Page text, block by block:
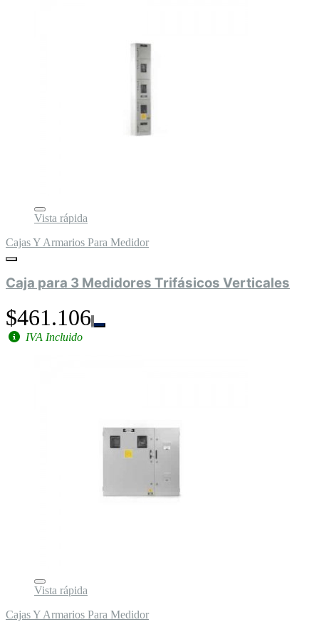
Vista rápida
Cajas Y Armarios Para Medidor
Caja para 3 Medidores Trifásicos Verticales
$461.106
IVA Incluido
Vista rápida
Cajas Y Armarios Para Medidor